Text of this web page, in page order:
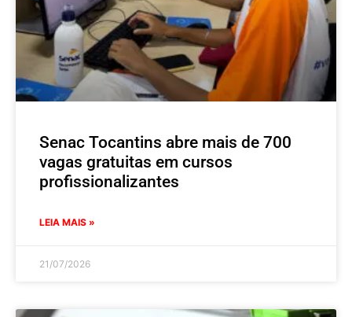
Senac Tocantins abre mais de 700
vagas gratuitas em cursos
profissionalizantes
LEIA MAIS »
21/07/2026